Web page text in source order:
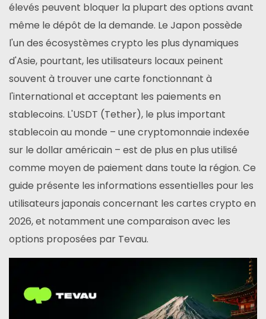
élevés peuvent bloquer la plupart des options avant
même le dépôt de la demande. Le Japon possède
l'un des écosystèmes crypto les plus dynamiques
d'Asie, pourtant, les utilisateurs locaux peinent
souvent à trouver une carte fonctionnant à
l'international et acceptant les paiements en
stablecoins. L'USDT (Tether), le plus important
stablecoin au monde – une cryptomonnaie indexée
sur le dollar américain – est de plus en plus utilisé
comme moyen de paiement dans toute la région. Ce
guide présente les informations essentielles pour les
utilisateurs japonais concernant les cartes crypto en
2026, et notamment une comparaison avec les
options proposées par Tevau.